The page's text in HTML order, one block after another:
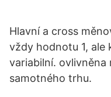
Hlavní a cross
vždy hodnotu 1, ale
variabilní.
samotného trhu.